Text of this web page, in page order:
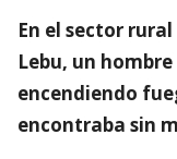
En el sector
Lebu, un
encendiendo
encontraba sin